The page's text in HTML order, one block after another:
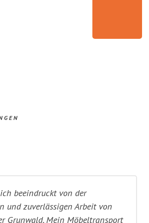
beeindruckt von der
und zuverlässigen Arbeit von
Grunwald. Mein Möbeltransport